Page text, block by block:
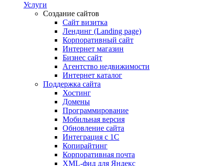
Услуги
Создание сайтов
Сайт визитка
Лендинг (Landing page)
Корпоративный сайт
Интернет магазин
Бизнес сайт
Агентство недвижимости
Интернет каталог
Поддержка сайта
Хостинг
Домены
Программирование
Мобильная версия
Обновление сайта
Интеграция с 1С
Копирайтинг
Корпоративная почта
XML-фид для Яндекс